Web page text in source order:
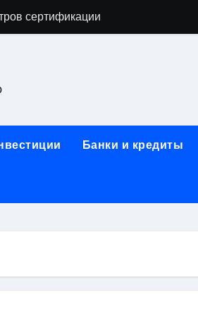
сертификации
и электрооборудование для
базальтового
для освоения актуальных
Банки и кредиты